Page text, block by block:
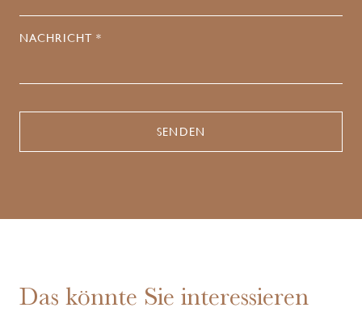
NACHRICHT *
Das könnte Sie interessieren